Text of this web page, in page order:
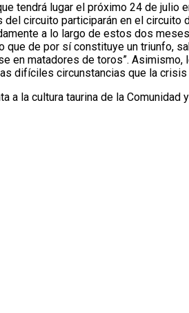
tendrá lugar el próximo 24 de julio
circuito participarán en el circuito
a lo largo de estos dos
de por sí constituye un triunfo,
matadores de toros”.
difíciles circunstancias que la
la cultura taurina de la